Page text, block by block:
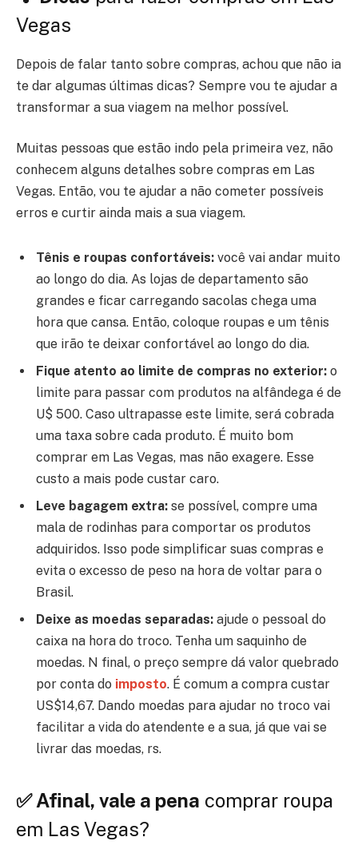
Vegas
Depois de falar tanto sobre compras, achou que não ia
te dar algumas últimas dicas? Sempre vou te ajudar a
transformar a sua viagem na melhor possível.
Muitas pessoas que estão indo pela primeira vez, não
conhecem alguns detalhes sobre compras em Las
Vegas. Então, vou te ajudar a não cometer possíveis
erros e curtir ainda mais a sua viagem.
Tênis e roupas confortáveis: você vai andar muito
ao longo do dia. As lojas de departamento são
grandes e ficar carregando sacolas chega uma
hora que cansa. Então, coloque roupas e um tênis
que irão te deixar confortável ao longo do dia.
Fique atento ao limite de compras no exterior: o
limite para passar com produtos na alfândega é de
U$ 500. Caso ultrapasse este limite, será cobrada
uma taxa sobre cada produto. É muito bom
comprar em Las Vegas, mas não exagere. Esse
custo a mais pode custar caro.
Leve bagagem extra: se possível, compre uma
mala de rodinhas para comportar os produtos
adquiridos. Isso pode simplificar suas compras e
evita o excesso de peso na hora de voltar para o
Brasil.
Deixe as moedas separadas: ajude o pessoal do
caixa na hora do troco. Tenha um saquinho de
moedas. N final, o preço sempre dá valor quebrado
por conta do imposto. É comum a compra custar
US$14,67. Dando moedas para ajudar no troco vai
facilitar a vida do atendente e a sua, já que vai se
livrar das moedas, rs.
✅ Afinal, vale a pena comprar roupa
em Las Vegas?